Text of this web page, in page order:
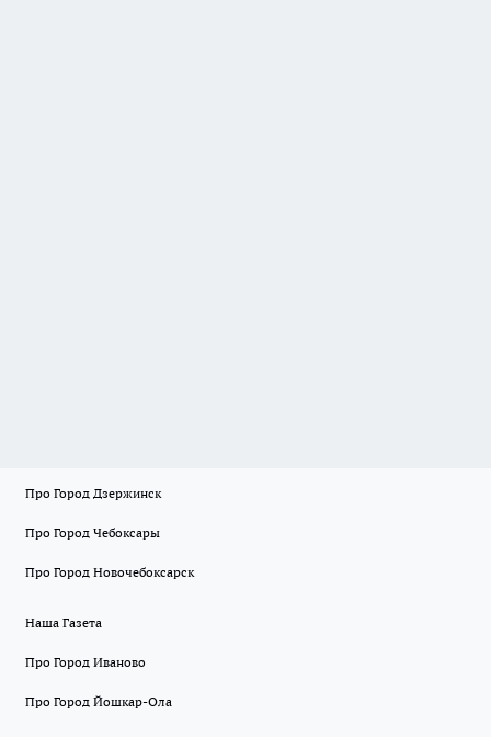
Про Город Дзержинск
Про Город Чебоксары
Про Город Новочебоксарск
Наша Газета
Про Город Иваново
Про Город Йошкар-Ола